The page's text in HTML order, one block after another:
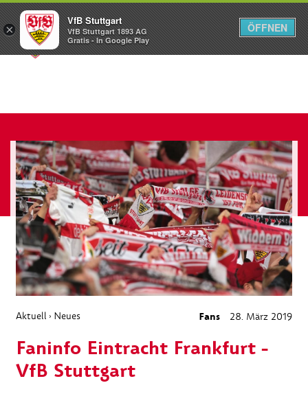
Menü
Aktuell › Neues Fans 28. März 2019
Faninfo Eintracht Frankfurt -
VfB Stuttgart
×
VfB Stuttgart
VfB Stuttgart 1893 AG
Gratis - In Google Play
ÖFFNEN